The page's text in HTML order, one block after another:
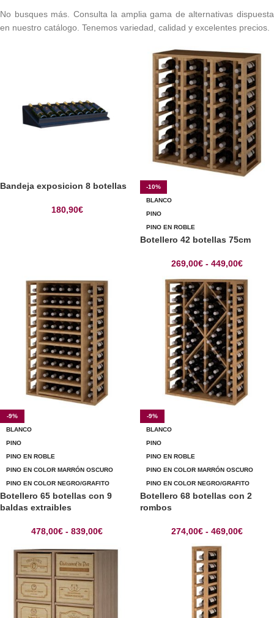
No busques más. Consulta la amplia gama de alternativas dispuesta
en nuestro catálogo. Tenemos variedad, calidad y excelentes precios.
Bandeja exposicion 8 botellas
180,90€
-10%
BLANCO
PINO
PINO EN ROBLE
Botellero 42 botellas 75cm
269,00€ - 449,00€
-9%
BLANCO
PINO
PINO EN ROBLE
PINO EN COLOR MARRÓN OSCURO
PINO EN COLOR NEGRO/GRAFITO
Botellero 65 botellas con 9
baldas extraibles
478,00€ - 839,00€
-9%
BLANCO
PINO
PINO EN ROBLE
PINO EN COLOR MARRÓN OSCURO
PINO EN COLOR NEGRO/GRAFITO
Botellero 68 botellas con 2
rombos
274,00€ - 469,00€